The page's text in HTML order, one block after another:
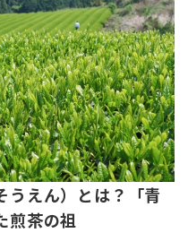
うえん）とは？「青
煎茶の祖